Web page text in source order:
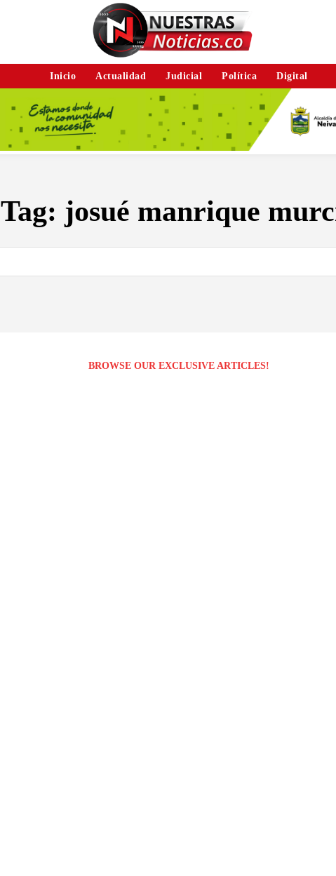
Inicio Actualidad Judicial Política Digital
Tag: josué manrique
BROWSE OUR EXCLUSIVE ARTICLES!